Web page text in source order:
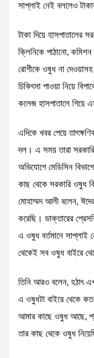
সাপ্লাই নেই বললেও
টাকা দিয়ে হাসপাতালের
ক্লিনিকে পাঠানো,
রোগীকে ওষুধ না
চিকিৎসা পাওয়া নিয়ে
কলেজ হাসপাতালে গিয়ে
এদিকে খবর পেয়ে
দল। এ সময় তারা
অভিযোগে মেডিসিন
কাছ থেকে সরকারি ওষুধ
মোহাম্মদ আলী বলেন, ঈদের
করেছি। ডাক্তারের
এ ওষুধ বর্তমানে
থেকেই সব ওষুধ বাইরে
তিনি আরও বলেন, হঠাৎ
এ ওষুধটা বাইরে থেকে
আমার কাছে ওষুধ আছে,
তার কাছ থেকে ওষুধ